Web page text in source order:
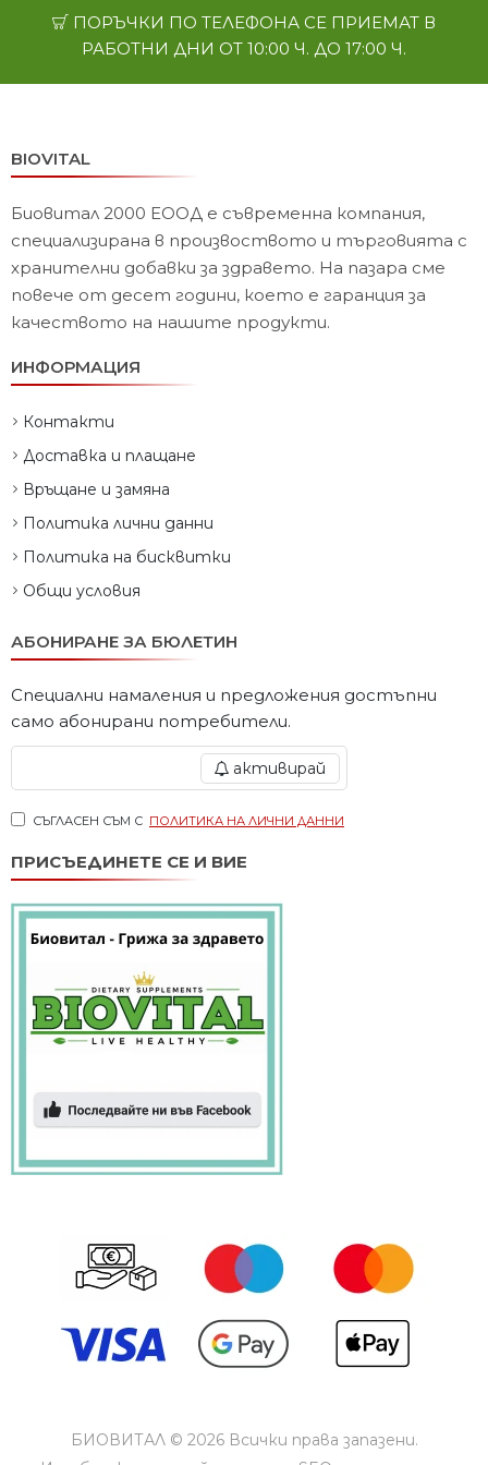
ПОРЪЧКИ ПО ТЕЛЕФОНА СЕ ПРИЕМАТ В
РАБОТНИ ДНИ ОТ 10:00 Ч. ДО 17:00 Ч.
BIOVITAL
Биовитал 2000 ЕООД е съвременна компания,
специализирана в произвоството и търговията с
хранителни добавки за здравето. На пазара сме
повече от десет години, което е гаранция за
качеството на нашите продукти.
ИНФОРМАЦИЯ
Контакти
Доставка и плащане
Връщане и замяна
Политика лични данни
Политика на бисквитки
Общи условия
АБОНИРАНЕ ЗА БЮЛЕТИН
Специални намаления и предложения достъпни
само абонирани потребители.
активирай
СЪГЛАСЕН СЪМ С ПОЛИТИКА НА ЛИЧНИ ДАННИ
ПРИСЪЕДИНЕТЕ СЕ И ВИЕ
БИОВИТАЛ © 2026 Всички права запазени.